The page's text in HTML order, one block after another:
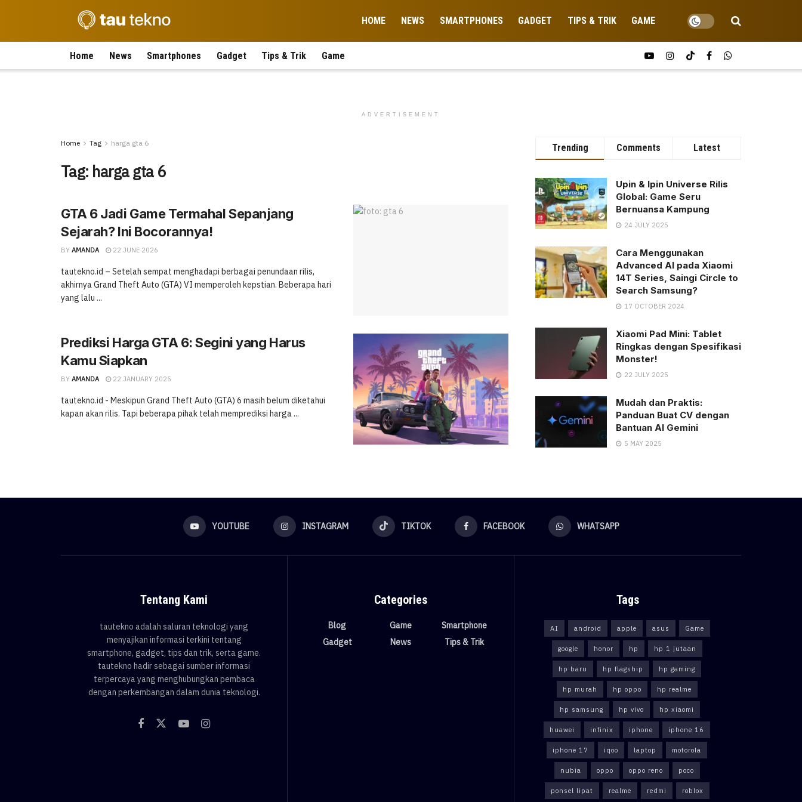
HOME NEWS SMARTPHONES GADGET TIPS & TRIK GAME
Home News Smartphones Gadget Tips & Trik Game
ADVERTISEMENT
Home Tag harga gta 6
Tag: harga gta 6
GTA 6 Jadi Game Termahal Sepanjang
Sejarah? Ini Bocorannya!
BY AMANDA 22 JUNE 2026
tautekno.id – Setelah sempat menghadapi berbagai penundaan rilis,
akhirnya Grand Theft Auto (GTA) VI memperoleh kepstian. Beberapa hari
yang lalu ...
Prediksi Harga GTA 6: Segini yang Harus
Kamu Siapkan
BY AMANDA 22 JANUARY 2025
tautekno.id - Meskipun Grand Theft Auto (GTA) 6 masih belum diketahui
kapan akan rilis. Tapi beberapa pihak telah memprediksi harga ...
Trending Comments Latest
Upin & Ipin Universe Rilis
Global: Game Seru
Bernuansa Kampung
24 JULY 2025
Cara Menggunakan
Advanced AI pada Xiaomi
14T Series, Saingi Circle to
Search Samsung?
17 OCTOBER 2024
Xiaomi Pad Mini: Tablet
Ringkas dengan Spesifikasi
Monster!
22 JULY 2025
Mudah dan Praktis:
Panduan Buat CV dengan
Bantuan AI Gemini
5 MAY 2025
YOUTUBE INSTAGRAM TIKTOK FACEBOOK WHATSAPP
Tentang Kami
tautekno adalah saluran teknologi yang
menyajikan informasi terkini tentang
smartphone, gadget, tips dan trik, serta game.
tautekno hadir sebagai sumber informasi
terpercaya yang menghubungkan pembaca
dengan perkembangan dalam dunia teknologi.
Categories
Blog
Gadget
Game
News
Smartphone
Tips & Trik
Tags
AI android apple asus Game
google honor hp hp 1 jutaan
hp baru hp flagship hp gaming
hp murah hp oppo hp realme
hp samsung hp vivo hp xiaomi
huawei infinix iphone iphone 16
iphone 17 iqoo laptop motorola
nubia oppo oppo reno poco
ponsel lipat realme redmi roblox